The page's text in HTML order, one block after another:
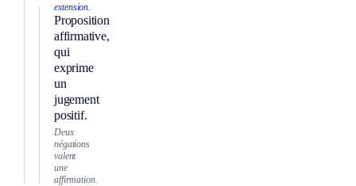
extension.
Proposition
affirmative,
qui
exprime
un
jugement
positif.
Deux
négations
valent
une
affirmation.